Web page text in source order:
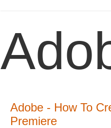
Adobe - How To
Premiere